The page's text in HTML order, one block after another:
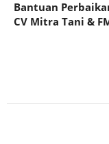
Bantuan
CV Mitra Tani &